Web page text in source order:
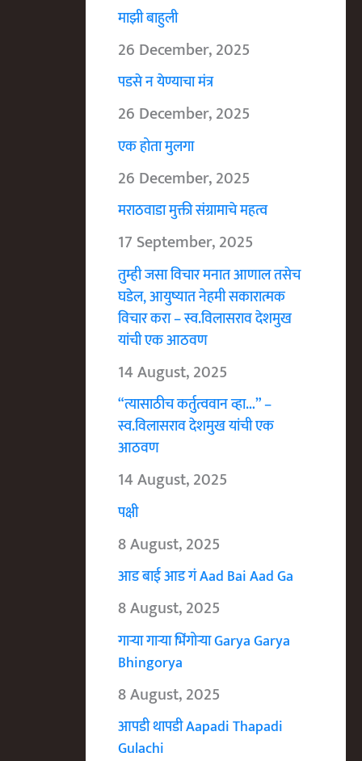
माझी बाहुली
26 December, 2025
पडसे न येण्याचा मंत्र
26 December, 2025
एक होता मुलगा
26 December, 2025
मराठवाडा मुक्ती संग्रामाचे महत्व
17 September, 2025
तुम्ही जसा विचार मनात आणाल तसेच
घडेल, आयुष्यात नेहमी सकारात्मक
विचार करा – स्व.विलासराव देशमुख
यांची एक आठवण
14 August, 2025
“त्यासाठीच कर्तुत्ववान व्हा…” –
स्व.विलासराव देशमुख यांची एक
आठवण
14 August, 2025
पक्षी
8 August, 2025
आड बाई आड गं Aad Bai Aad Ga
8 August, 2025
गाऱ्या गाऱ्या भिंगोऱ्या Garya Garya
Bhingorya
8 August, 2025
आपडी थापडी Aapadi Thapadi
Gulachi